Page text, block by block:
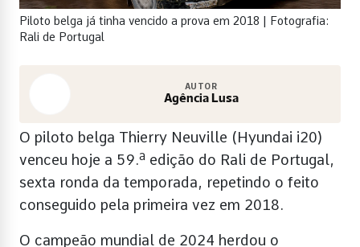
Piloto belga já tinha vencido a prova em 2018 | Fotografia:
Rali de Portugal
AUTOR
Agência Lusa
O piloto belga Thierry Neuville (Hyundai i20)
venceu hoje a 59.ª edição do Rali de Portugal,
sexta ronda da temporada, repetindo o feito
conseguido pela primeira vez em 2018.
O campeão mundial de 2024 herdou o